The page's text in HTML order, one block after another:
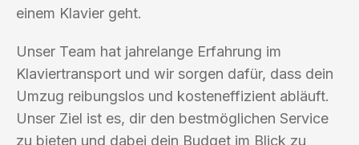
einem Klavier geht.
Unser Team hat jahrelange Erfahrung im
Klaviertransport und wir sorgen dafür, dass dein
Umzug reibungslos und kosteneffizient abläuft.
Unser Ziel ist es, dir den bestmöglichen Service
zu bieten und dabei dein Budget im Blick zu